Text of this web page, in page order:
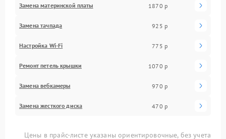
Замена материнской платы 1870 р
Замена тачпада 925 р
Настройка Wi-Fi 775 р
Ремонт петель крышки 1070 р
Замена вебкамеры 970 р
Замена жесткого диска 470 р
Цены в прайс-листе указаны ориентировочные, без учета